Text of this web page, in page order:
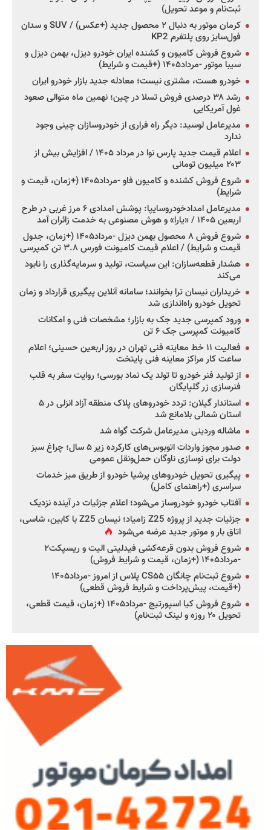
ثبت‌نام و موعد تحویل)
کرمان موتور به دنبال ۲ محصول جدید (+عکس) / SUV و سدان
فول‌سایز روی پلتفرم KP2
شروع فروش کامیون و کشنده ایران خودرو دیزل، بهمن دیزل و
سیبا موتور -مرداد۱۴۰۵ (+قیمت و شرایط)
خودرو هست، مشتری نیست؛ معادله جدید بازار خودرو ایران
رشد ۳۸ درصدی فروش تسلا در چین؛ نهمین ماه متوالی صعود
غول آمریکایی
مدیرعامل لوسید: دیگر راه فراری از خودروسازان چینی وجود
ندارد
اعلام قیمت جدید پارس نوا در مرداد ۱۴۰۵ / افزایش بیش از
۲۰۳ میلیون تومانی
شروع فروش کشنده و کامیون فاو -مرداد۱۴۰۵ (+زمان، قیمت و
شرایط)
مدیرعامل امدادخودروسایپا: پوشش امدادی ۶ مرز غربی در طرح
اربعین ۱۴۰۵ / «یارا» و هوش مصنوعی به خدمت زائران آمد
شروع فروش ۸ محصول بهمن دیزل -مرداد۱۴۰۵ (+زمان، جدول
قیمت و شرایط) / اعلام قیمت کامیونت فورس ۳.۸ تن کمپرسی
هشدار قطعه‌سازان: این سیاست، تولید و سرمایه‌گذاری را نابود
می‌کند
خریداران نیسان ترا بخوانند؛ سامانه آنلاین پیگیری قرارداد و زمان
تحویل خودرو راه‌اندازی شد
ورود کمپرسی جدید جک به بازار؛ مشخصات فنی و امکانات
کامیونت کمپرسی جک ۶ تن
فعالیت ۱۱ خط معاینه فنی تهران در روز اربعین حسینی؛ اعلام
ساعت کار مراکز معاینه فنی پایتخت
از تولید فنر خودرو تا تولد یک نماد بورسی؛ روایت سفر به قلب
فنرسازی زر گلپایگان
استاندار گیلان: تردد خودروهای پلاک منطقه آزاد انزلی در ۵
استان شمالی بلامانع شد
ماشاله وردینی مدیرعامل شرکت گواه شد
صدور مجوز واردات اتوبوس‌های کارکرده زیر ۵ سال؛ چراغ سبز
دولت برای نوسازی ناوگان حمل‌ونقل عمومی
پیگیری تحویل خودروهای پرشیا خودرو از طریق میز خدمات
سراسری (+راهنمای کامل)
آفتاب خودرو خودروساز می‌شود؛ اعلام جزئیات در آینده نزدیک
جزئیات جدید از پروژه Z25 زامیاد؛ نیسان Z25 با کابین، شاسی،
اتاق بار و موتور جدید عرضه می‌شود
شروع فروش بدون قرعه‌کشی فیدلیتی الیت و ریسپکت۲
-مرداد۱۴۰۵ (+زمان، قیمت و شرایط فروش)
شروع ثبت‌نام چانگان CS۵۵ پلاس از امروز -مرداد۱۴۰۵
(+قیمت، پیش‌پرداخت و شرایط فروش قطعی)
شروع فروش کیا اسپورتیج -مرداد۱۴۰۵ (+زمان، قیمت قطعی،
تحویل ۲۰ روزه و لینک ثبت‌نام)